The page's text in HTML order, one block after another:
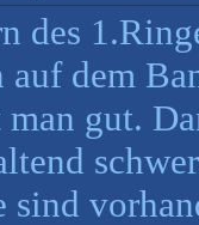
des
dem
gut.
sind